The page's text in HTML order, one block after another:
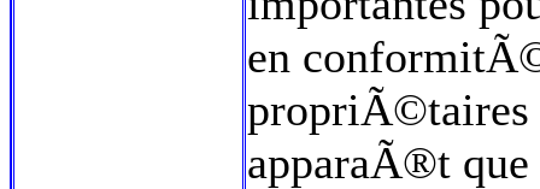
en
propriÃ©taires
apparaÃ®t